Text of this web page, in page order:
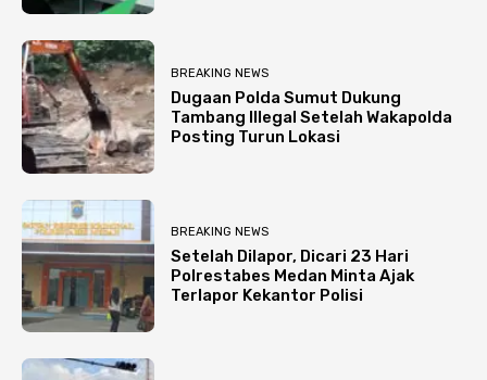
BREAKING NEWS
Dugaan Polda Sumut Dukung
Tambang Illegal Setelah Wakapolda
Posting Turun Lokasi
BREAKING NEWS
Setelah Dilapor, Dicari 23 Hari
Polrestabes Medan Minta Ajak
Terlapor Kekantor Polisi